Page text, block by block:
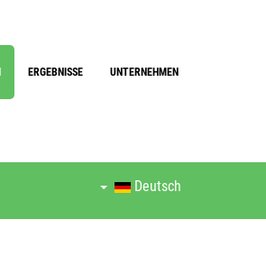
ERGEBNISSE UNTERNEHMEN
Deutsch